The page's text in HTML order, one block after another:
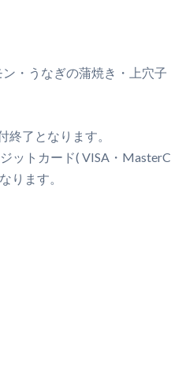
・うなぎの蒲焼き・上穴子
了となります。
ットカード( VISA・
ります。